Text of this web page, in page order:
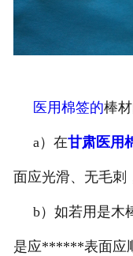
医用棉签的棒
a）在甘肃医用
面应光滑、无毛刺
b）如若用是木
是应******表面应